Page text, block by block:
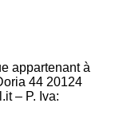
appartenant à
44 20124
– P. Iva: